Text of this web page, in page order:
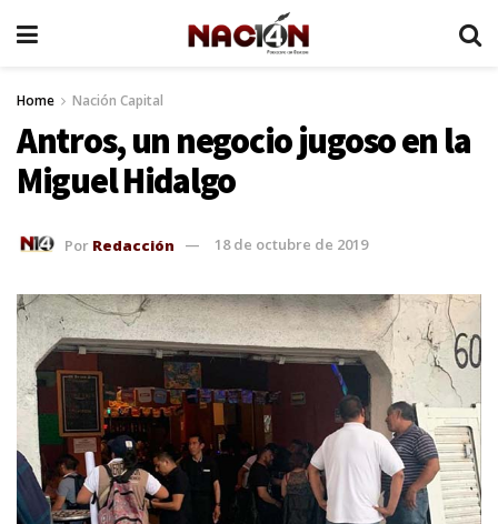
Home Nación Capital
Antros, un negocio jugoso en la
Miguel Hidalgo
Por Redacción 18 de octubre de 2019